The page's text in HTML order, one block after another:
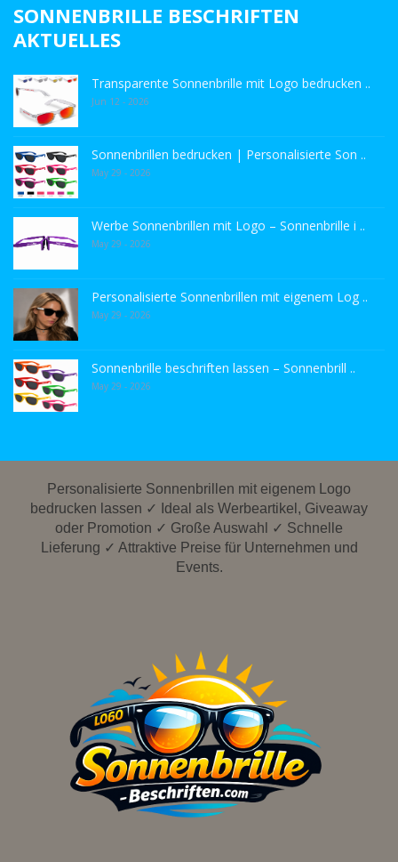
SONNENBRILLE BESCHRIFTEN
AKTUELLES
Transparente Sonnenbrille mit Logo bedrucken ..
Jun 12 - 2026
Sonnenbrillen bedrucken | Personalisierte Son ..
May 29 - 2026
Werbe Sonnenbrillen mit Logo – Sonnenbrille i ..
May 29 - 2026
Personalisierte Sonnenbrillen mit eigenem Log ..
May 29 - 2026
Sonnenbrille beschriften lassen – Sonnenbrill ..
May 29 - 2026
Personalisierte Sonnenbrillen mit eigenem Logo
bedrucken lassen ✓ Ideal als Werbeartikel, Giveaway
oder Promotion ✓ Große Auswahl ✓ Schnelle
Lieferung ✓ Attraktive Preise für Unternehmen und
Events.